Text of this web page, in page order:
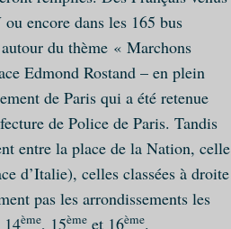
encore dans les 165 bus
du thème « Marchons
Edmond Rostand – en plein
de Paris qui a été retenue
de Police de Paris. Tandis
entre la place de la Nation, celle
d’Italie), celles classées à droite
pas les arrondissements les
14ème, 15ème et 16ème.